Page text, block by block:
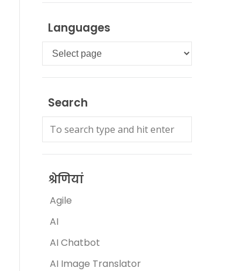
Languages
Languages
Search
श्रेणियां
Agile
AI
AI Chatbot
AI Image Translator